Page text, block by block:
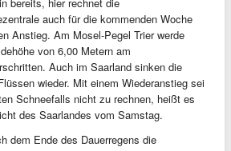
auch für die kommenden Woche
Anstieg. Am Mosel-Pegel Trier werde
von 6,00 Metern am
Auch im Saarland sinken die
wieder. Mit einem Wiederanstieg sei
Schneefalls nicht zu rechnen, heißt es
des Saarlandes vom Samstag.
dem Ende des Dauerregens die